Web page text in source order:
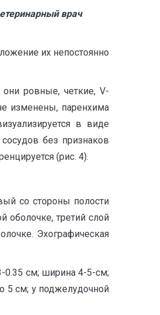
врач
их непостоянно
ровные, четкие, V-
изменены, паренхима
в виде
без признаков
(рис. 4).
со стороны полости
оболочке, третий слой
Эхографическая
0.35 см; ширина 4-5-см;
5 см; у поджелудочной